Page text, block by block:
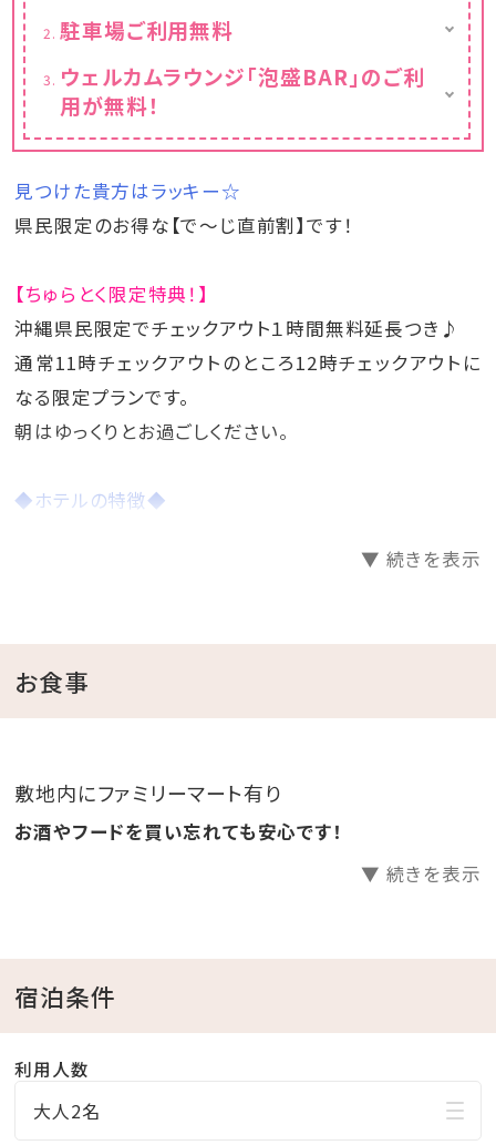
アウトになる限定プランです。
駐車場ご利用無料
ウェルカムラウンジ「泡盛BAR」のご利
用が無料！
ちゅらとくからご予約の方限定で泡盛BARがご
利用頂けます。
ご提供時間：16時～19時
ご提供内容：泡盛3種類、ソフトドリンク、おつま
み
見つけた貴方はラッキー☆
県民限定のお得な【で～じ直前割】です！
【ちゅらとく限定特典！】
沖縄県民限定でチェックアウト１時間無料延長つき♪
通常11時チェックアウトのところ12時チェックアウトに
なる限定プランです。
朝はゆっくりとお過ごしください。
◆ホテルの特徴◆
◆施設案内◆
ファミリーマート併設
◆駐車場案内◆
駐車場52台完備（無料・先着順・予約不可）
キッズアメニティー（スリッパ、歯磨きセット、ミニタオル）
をご用意
◆コネクティングルームのご紹介◆
▼ 続きを表示
お食事
敷地内にファミリーマート有り
お酒やフードを買い忘れても安心です！
▼ 続きを表示
宿泊条件
利用人数
大人2名